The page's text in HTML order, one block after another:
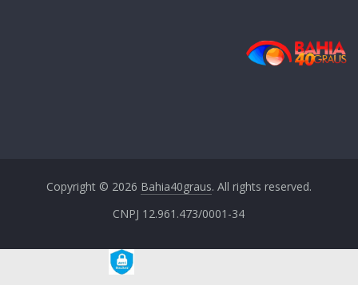
Copyright © 2026 Bahia40graus. All rights reserved.
CNPJ 12.961.473/0001-34